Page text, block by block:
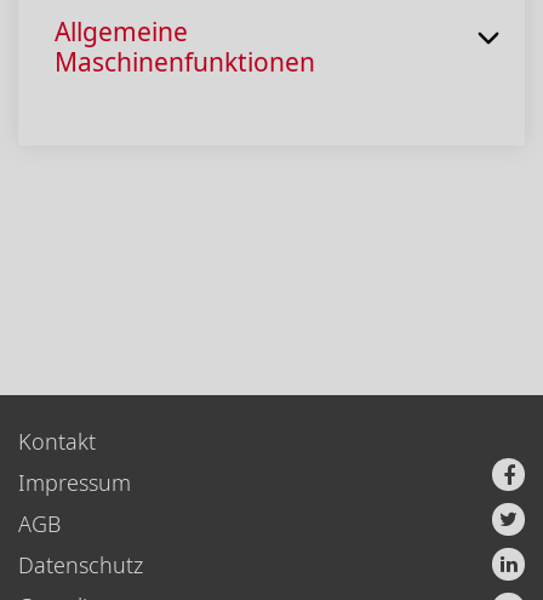
Allgemeine
Maschinenfunktionen
Kontakt
Impressum
AGB
Datenschutz